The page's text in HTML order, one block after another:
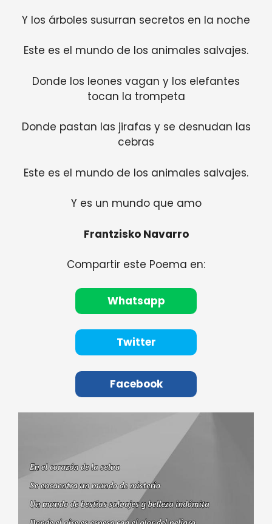
Y los árboles susurran secretos en la noche
Este es el mundo de los animales salvajes.
Donde los leones vagan y los elefantes
tocan la trompeta
Donde pastan las jirafas y se desnudan las
cebras
Este es el mundo de los animales salvajes.
Y es un mundo que amo
Frantzisko Navarro
Compartir este Poema en:
Whatsapp
Twitter
Facebook